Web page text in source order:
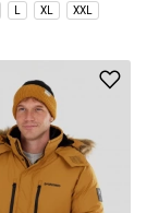
L XL XXL